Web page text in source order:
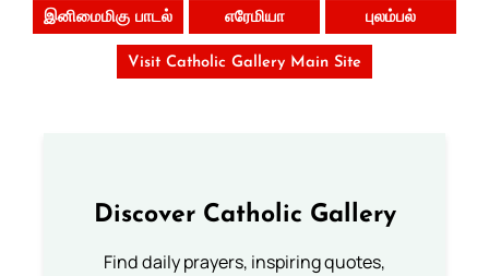
இனிமைமிகு பாடல் எரேமியா புலம்பல்
Visit Catholic Gallery Main Site
Discover Catholic Gallery
Find daily prayers, inspiring quotes,